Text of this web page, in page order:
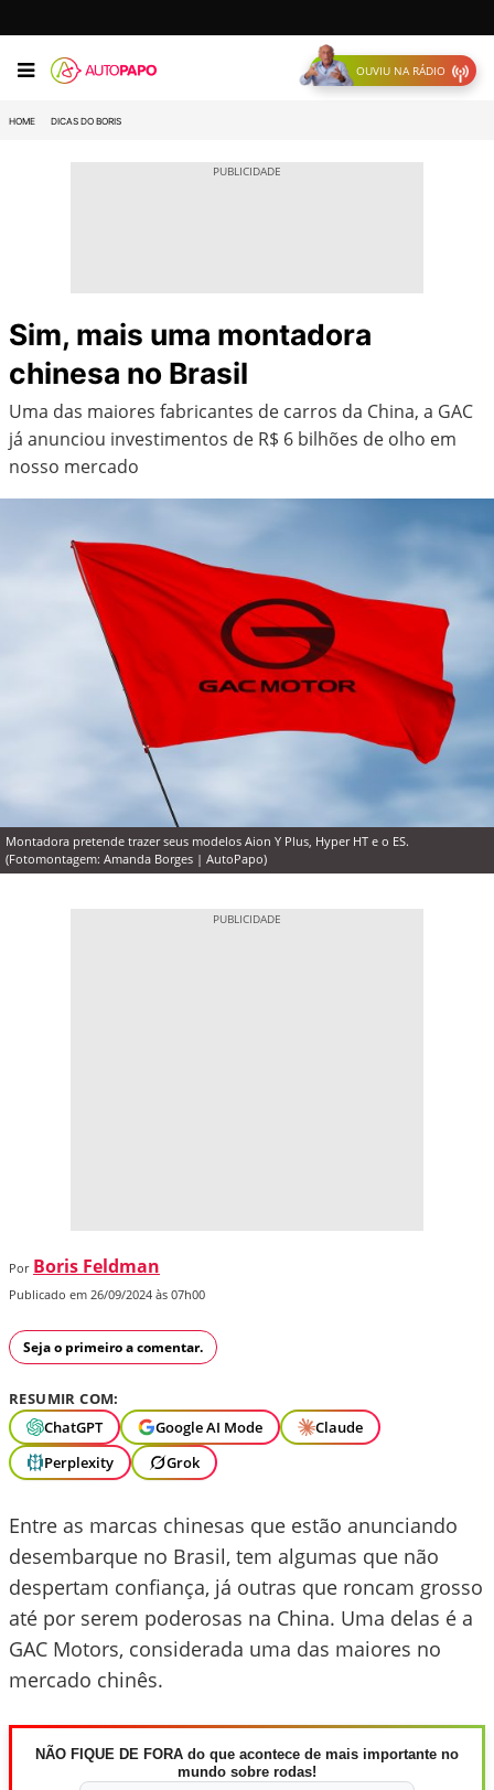
OUVIU NA RÁDIO
HOME DICAS DO BORIS
Sim, mais uma montadora
chinesa no Brasil
Uma das maiores fabricantes de carros da China, a GAC
já anunciou investimentos de R$ 6 bilhões de olho em
nosso mercado
Montadora pretende trazer seus modelos Aion Y Plus, Hyper HT e o ES.
(Fotomontagem: Amanda Borges | AutoPapo)
Por Boris Feldman
Publicado em 26/09/2024 às 07h00
Seja o primeiro a comentar.
RESUMIR COM:
ChatGPT
Google AI Mode
Claude
Perplexity
Grok
Entre as marcas chinesas que estão anunciando
desembarque no Brasil, tem algumas que não
despertam confiança, já outras que roncam grosso
até por serem poderosas na China. Uma delas é a
GAC Motors, considerada uma das maiores no
mercado chinês.
NÃO FIQUE DE FORA do que acontece de mais importante no
mundo sobre rodas!